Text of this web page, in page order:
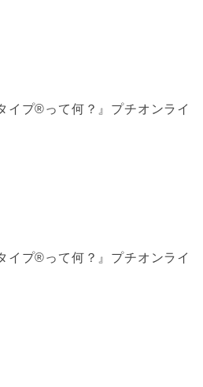
イプ®︎って何？』プチオンライ
イプ®︎って何？』プチオンライ